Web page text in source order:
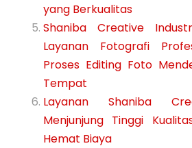
yang Berkualitas
Shaniba Creative
Layanan Fotografi
Proses Editing Foto
Tempat
Layanan Shaniba
Menjunjung Tinggi
Hemat Biaya